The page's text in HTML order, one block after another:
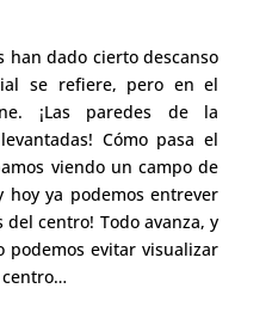
han dado cierto descanso
se refiere, pero en el
¡Las paredes de la
Cómo pasa el
viendo un campo de
ya podemos entrever
centro! Todo avanza, y
podemos evitar visualizar
centro…